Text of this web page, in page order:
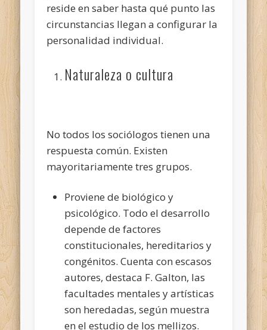
reside en saber hasta qué punto las
circunstancias llegan a configurar la
personalidad individual.
Naturaleza o cultura
No todos los sociólogos tienen una
respuesta común. Existen
mayoritariamente tres grupos.
Proviene de biológico y
psicológico. Todo el desarrollo
depende de factores
constitucionales, hereditarios y
congénitos. Cuenta con escasos
autores, destaca F. Galton, las
facultades mentales y artísticas
son heredadas, según muestra
en el estudio de los mellizos.